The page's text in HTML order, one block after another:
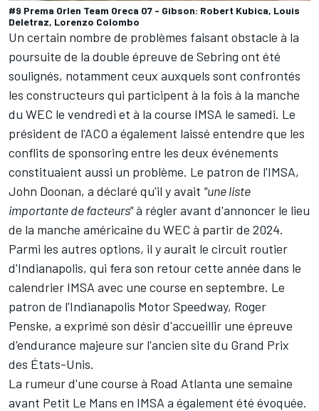
#9 Prema Orlen Team Oreca 07 - Gibson: Robert Kubica, Louis
Deletraz, Lorenzo Colombo
Un certain nombre de problèmes faisant obstacle à la
poursuite de la double épreuve de Sebring ont été
soulignés, notamment ceux auxquels sont confrontés
les constructeurs qui participent à la fois à la manche
du WEC le vendredi et à la course IMSA le samedi. Le
président de l'ACO a également laissé entendre que les
conflits de sponsoring entre les deux événements
constituaient aussi un problème. Le patron de l'IMSA,
John Doonan, a déclaré qu'il y avait "une liste
importante de facteurs"à régler avant d'annoncer le lieu
de la manche américaine du WEC à partir de 2024.
Parmi les autres options, il y aurait le circuit routier
d'Indianapolis, qui fera son retour cette année dans le
calendrier IMSA avec une course en septembre. Le
patron de l'Indianapolis Motor Speedway, Roger
Penske, a exprimé son désir d'accueillir une épreuve
d'endurance majeure sur l'ancien site du Grand Prix
des États-Unis.
La rumeur d'une course à Road Atlanta une semaine
avant Petit Le Mans en IMSA a également été évoquée.